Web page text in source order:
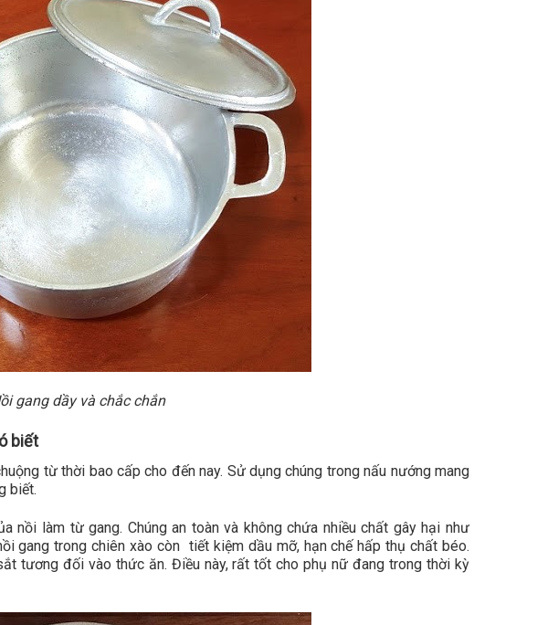
gang dầy và chắc chắn
biết
từ thời bao cấp cho đến nay. Sử dụng chúng trong nấu nướng mang
biết.
nồi làm từ gang. Chúng an toàn và không chứa nhiều chất gây hại như
gang trong chiên xào còn tiết kiệm dầu mỡ, hạn chế hấp thụ chất béo.
tương đối vào thức ăn. Điều này, rất tốt cho phụ nữ đang trong thời kỳ